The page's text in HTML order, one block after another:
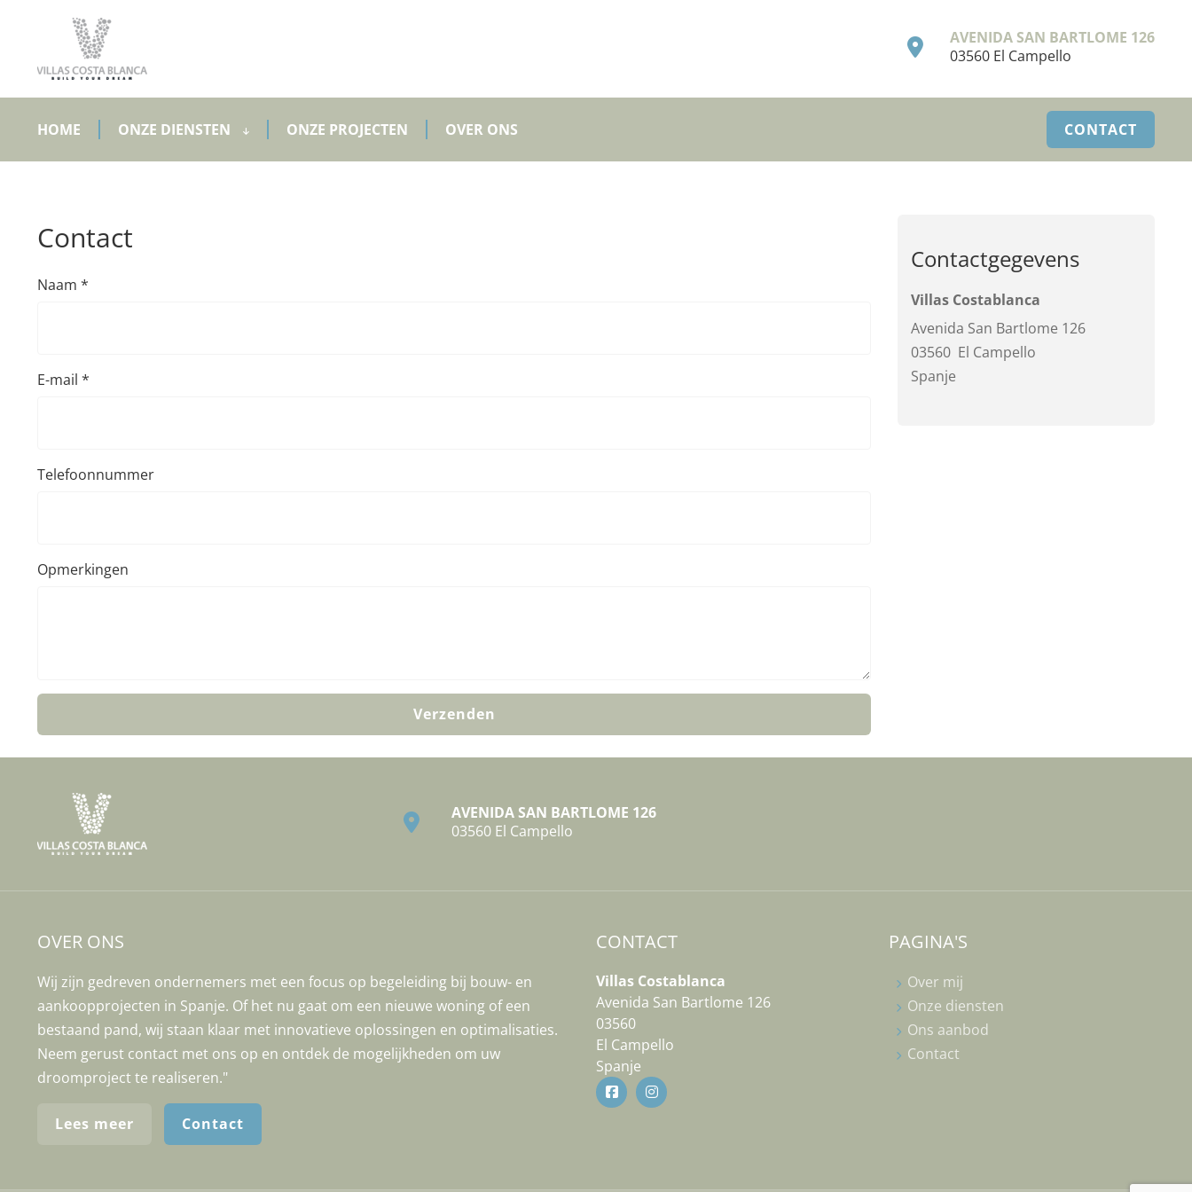
AVENIDA SAN BARTLOME 126
03560 El Campello
HOME ONZE DIENSTEN ONZE PROJECTEN OVER ONS CONTACT
Contact
Naam *
E-mail *
Telefoonnummer
Opmerkingen
Verzenden
Contactgegevens
Villas Costablanca
Avenida San Bartlome 126
03560 El Campello
Spanje
AVENIDA SAN BARTLOME 126
03560 El Campello
OVER ONS
Wij zijn gedreven ondernemers met een focus op begeleiding bij bouw- en
aankoopprojecten in Spanje. Of het nu gaat om een nieuwe woning of een
bestaand pand, wij staan klaar met innovatieve oplossingen en optimalisaties.
Neem gerust contact met ons op en ontdek de mogelijkheden om uw
droomproject te realiseren."
Lees meer Contact
CONTACT
Villas Costablanca
Avenida San Bartlome 126
03560
El Campello
Spanje
PAGINA'S
Over mij
Onze diensten
Ons aanbod
Contact